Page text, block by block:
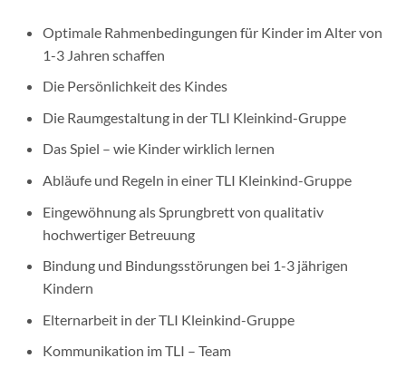
Optimale Rahmenbedingungen für Kinder im Alter von
1-3 Jahren schaffen
Die Persönlichkeit des Kindes
Die Raumgestaltung in der TLI Kleinkind-Gruppe
Das Spiel – wie Kinder wirklich lernen
Abläufe und Regeln in einer TLI Kleinkind-Gruppe
Eingewöhnung als Sprungbrett von qualitativ
hochwertiger Betreuung
Bindung und Bindungsstörungen bei 1-3 jährigen
Kindern
Elternarbeit in der TLI Kleinkind-Gruppe
Kommunikation im TLI – Team